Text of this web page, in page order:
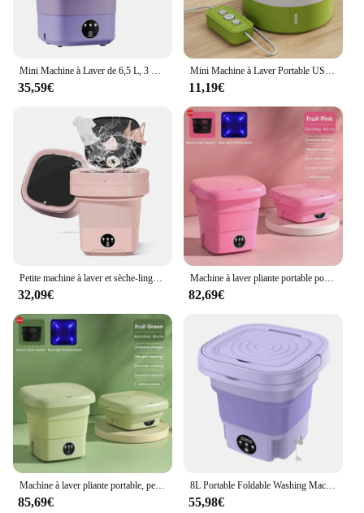
35,59€ 11,19€
32,09€
Machine à laver pliante portable pour la déshydratation, mini centrifugeuse, baril de chaussettes, vêtements et sous-vêtements
82,69€
85,69€
8L Portable Foldable Washing Machine 220V Socks Underwear Panties Retractable Household Washing Machine With Spinning Dry
55,98€